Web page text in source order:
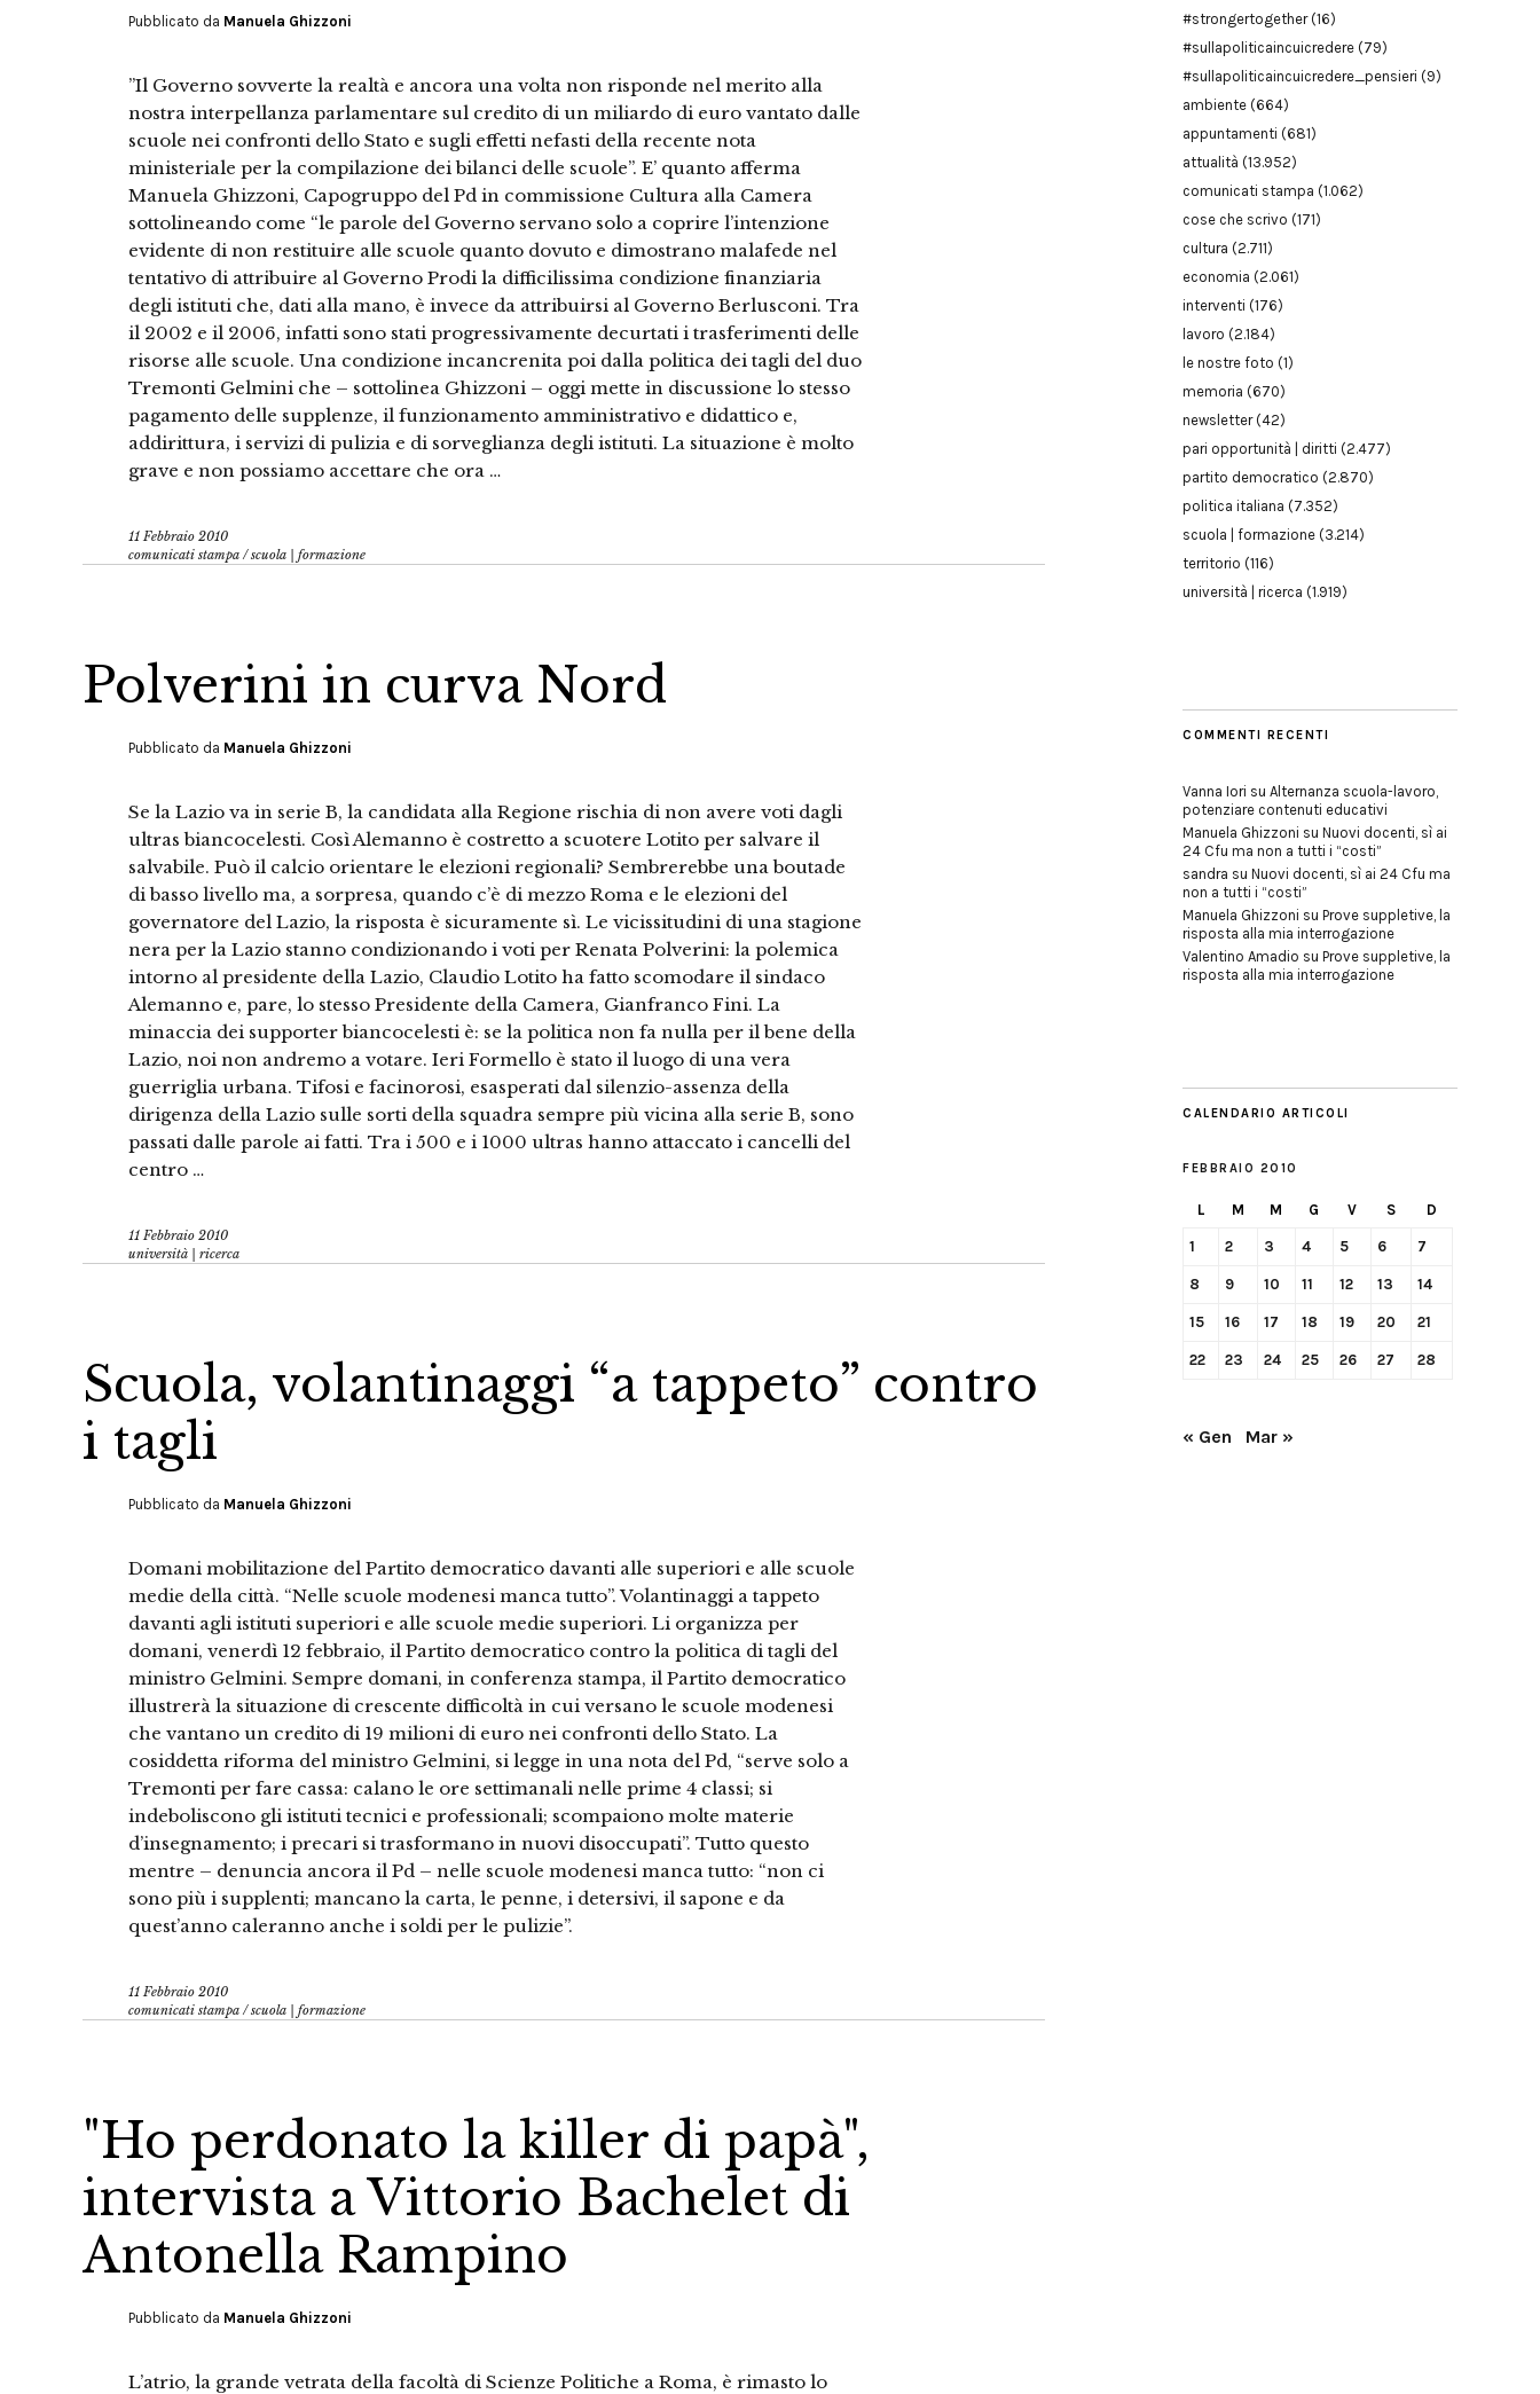
Pubblicato da Manuela Ghizzoni
”Il Governo sovverte la realtà e ancora una volta non risponde nel merito alla
nostra interpellanza parlamentare sul credito di un miliardo di euro vantato dalle
scuole nei confronti dello Stato e sugli effetti nefasti della recente nota
ministeriale per la compilazione dei bilanci delle scuole”. E’ quanto afferma
Manuela Ghizzoni, Capogruppo del Pd in commissione Cultura alla Camera
sottolineando come “le parole del Governo servano solo a coprire l’intenzione
evidente di non restituire alle scuole quanto dovuto e dimostrano malafede nel
tentativo di attribuire al Governo Prodi la difficilissima condizione finanziaria
degli istituti che, dati alla mano, è invece da attribuirsi al Governo Berlusconi. Tra
il 2002 e il 2006, infatti sono stati progressivamente decurtati i trasferimenti delle
risorse alle scuole. Una condizione incancrenita poi dalla politica dei tagli del duo
Tremonti Gelmini che – sottolinea Ghizzoni – oggi mette in discussione lo stesso
pagamento delle supplenze, il funzionamento amministrativo e didattico e,
addirittura, i servizi di pulizia e di sorveglianza degli istituti. La situazione è molto
grave e non possiamo accettare che ora …
11 Febbraio 2010
comunicati stampa /scuola | formazione
Polverini in curva Nord
Pubblicato da Manuela Ghizzoni
Se la Lazio va in serie B, la candidata alla Regione rischia di non avere voti dagli
ultras biancocelesti. Così Alemanno è costretto a scuotere Lotito per salvare il
salvabile. Può il calcio orientare le elezioni regionali? Sembrerebbe una boutade
di basso livello ma, a sorpresa, quando c’è di mezzo Roma e le elezioni del
governatore del Lazio, la risposta è sicuramente sì. Le vicissitudini di una stagione
nera per la Lazio stanno condizionando i voti per Renata Polverini: la polemica
intorno al presidente della Lazio, Claudio Lotito ha fatto scomodare il sindaco
Alemanno e, pare, lo stesso Presidente della Camera, Gianfranco Fini. La
minaccia dei supporter biancocelesti è: se la politica non fa nulla per il bene della
Lazio, noi non andremo a votare. Ieri Formello è stato il luogo di una vera
guerriglia urbana. Tifosi e facinorosi, esasperati dal silenzio-assenza della
dirigenza della Lazio sulle sorti della squadra sempre più vicina alla serie B, sono
passati dalle parole ai fatti. Tra i 500 e i 1000 ultras hanno attaccato i cancelli del
centro …
11 Febbraio 2010
università | ricerca
Scuola, volantinaggi “a tappeto” contro
i tagli
Pubblicato da Manuela Ghizzoni
Domani mobilitazione del Partito democratico davanti alle superiori e alle scuole
medie della città. “Nelle scuole modenesi manca tutto”. Volantinaggi a tappeto
davanti agli istituti superiori e alle scuole medie superiori. Li organizza per
domani, venerdì 12 febbraio, il Partito democratico contro la politica di tagli del
ministro Gelmini. Sempre domani, in conferenza stampa, il Partito democratico
illustrerà la situazione di crescente difficoltà in cui versano le scuole modenesi
che vantano un credito di 19 milioni di euro nei confronti dello Stato. La
cosiddetta riforma del ministro Gelmini, si legge in una nota del Pd, “serve solo a
Tremonti per fare cassa: calano le ore settimanali nelle prime 4 classi; si
indeboliscono gli istituti tecnici e professionali; scompaiono molte materie
d’insegnamento; i precari si trasformano in nuovi disoccupati”. Tutto questo
mentre – denuncia ancora il Pd – nelle scuole modenesi manca tutto: “non ci
sono più i supplenti; mancano la carta, le penne, i detersivi, il sapone e da
quest’anno caleranno anche i soldi per le pulizie”.
11 Febbraio 2010
comunicati stampa /scuola | formazione
"Ho perdonato la killer di papà",
intervista a Vittorio Bachelet di
Antonella Rampino
Pubblicato da Manuela Ghizzoni
L’atrio, la grande vetrata della facoltà di Scienze Politiche a Roma, è rimasto lo
#strongertogether(16)
#sullapoliticaincuicredere (79)
#sullapoliticaincuicredere_pensieri (9)
ambiente (664)
appuntamenti (681)
attualità (13.952)
comunicati stampa (1.062)
cose che scrivo (171)
cultura (2.711)
economia (2.061)
interventi (176)
lavoro (2.184)
le nostre foto (1)
memoria (670)
newsletter(42)
pari opportunità | diritti (2.477)
partito democratico (2.870)
politica italiana (7.352)
scuola | formazione (3.214)
territorio (116)
università | ricerca (1.919)
COMMENTI RECENTI
Vanna Iori su Alternanza scuola-lavoro,
potenziare contenuti educativi
Manuela Ghizzoni su Nuovi docenti, sì ai
24 Cfu ma non a tutti i “costi”
sandra su Nuovi docenti, sì ai 24 Cfu ma
non a tutti i “costi”
Manuela Ghizzoni su Prove suppletive, la
risposta alla mia interrogazione
Valentino Amadio su Prove suppletive, la
risposta alla mia interrogazione
CALENDARIO ARTICOLI
FEBBRAIO 2010
L M M G V S D
1 2 3 4 5 6 7
8 9 10 11 12 13 14
15 16 17 18 19 20 21
22 23 24 25 26 27 28
« Gen Mar »